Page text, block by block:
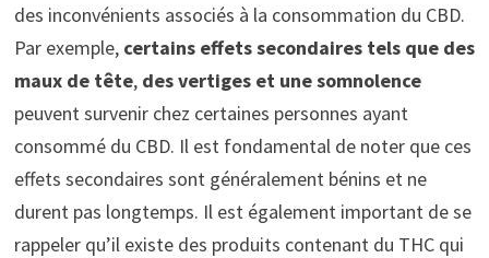
des inconvénients associés à la consommation du CBD.
Par exemple, certains effets secondaires tels que des
maux de tête, des vertiges et une somnolence
peuvent survenir chez certaines personnes ayant
consommé du CBD. Il est fondamental de noter que ces
effets secondaires sont généralement bénins et ne
durent pas longtemps. Il est également important de se
rappeler qu’il existe des produits contenant du THC qui